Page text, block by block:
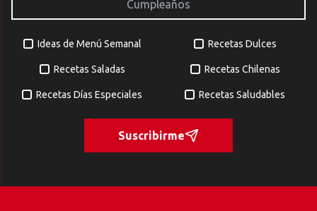
Ideas de Menú Semanal Recetas Dulces
Recetas Saladas Recetas Chilenas
Recetas Días Especiales Recetas Saludables
Suscribirme